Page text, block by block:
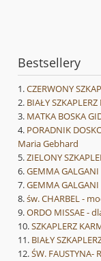
Bestsellery
CZERWONY
BIAŁY SZKAPLERZ
MATKA BOSKA
PORADNIK
Maria Gebhard
ZIELONY
GEMMA GALGANI
GEMMA
św. CHARBEL -
ORDO MISSAE -
SZKAPLERZ
BIAŁY
ŚW. FAUSTYNA-